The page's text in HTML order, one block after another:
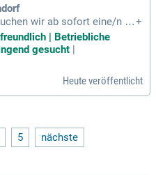
wir ab sofort eine/n K
/ Qualitätsvorausplaner
Erstellung von QM-Prüfpl
und Beschaffung d
+
| Betriebliche
gesucht
Heute veröffentlicht
5 nächste